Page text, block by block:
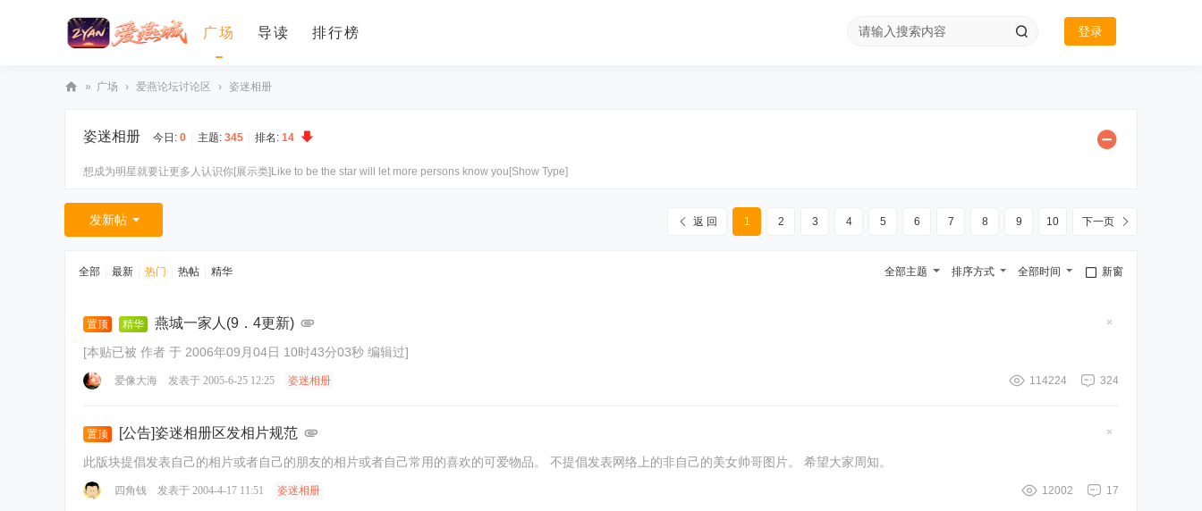
广场 导读 排行榜 登录
» 广场 › 爱燕论坛讨论区 › 姿迷相册
姿迷相册 今日: 0 主题: 345 排名: 14
想成为明星就要让更多人认识你[展示类]Like to be the star will let more persons know you[Show Type]
1 2 3 4 5 6 7 8 9 10 下一页
返 回
发新帖
新窗
全部时间
排序方式
全部主题
全部 最新 热门 热帖 精华
帖
置顶 精华 燕城一家人(9．4更新)
[本贴已被 作者 于 2006年09月04日 10时43分03秒 编辑过]
324
114224
爱像大海 发表于 2005-6-25 12:25 姿迷相册
帖
置顶 [公告]姿迷相册区发相片规范
此版块提倡发表自己的相片或者自己的朋友的相片或者自己常用的喜欢的可爱物品。 不提倡发表网络上的非自己的美女帅哥图片。 希望大家周知。
17
12002
四角钱 发表于 2004-4-17 11:51 姿迷相册